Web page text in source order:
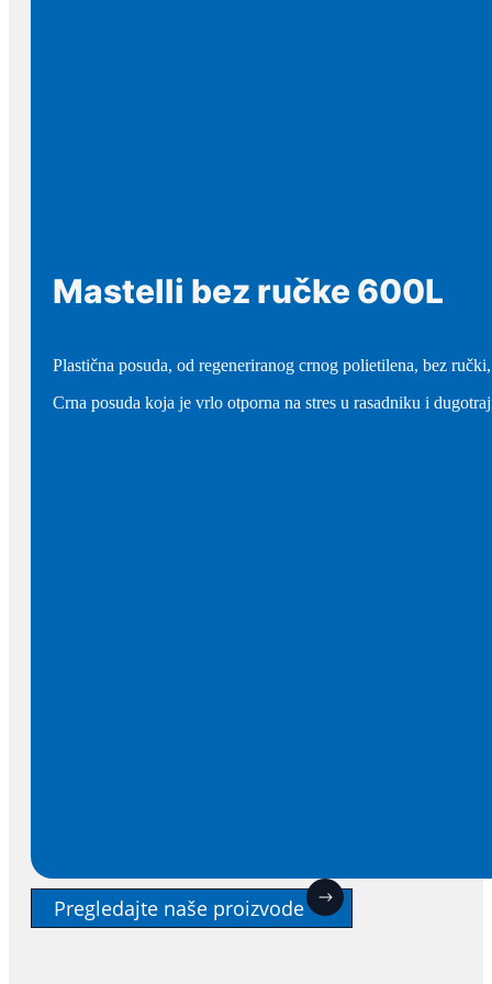
Mastelli bez ručke 600L
Plastična posuda, od regeneriranog crnog polietilena, bez
Crna posuda koja je vrlo otporna na stres u rasadniku i
Pregledajte naše proizvode